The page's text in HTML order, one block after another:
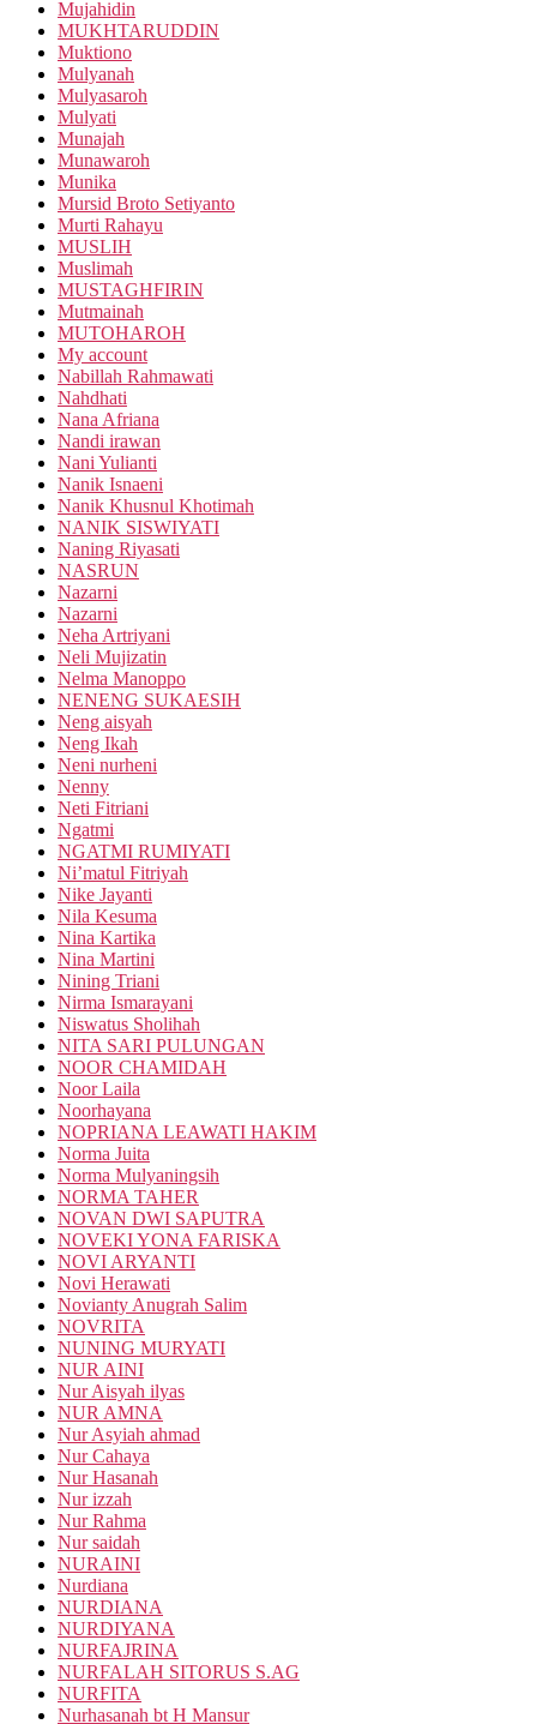
Mujahidin
MUKHTARUDDIN
Muktiono
Mulyanah
Mulyasaroh
Mulyati
Munajah
Munawaroh
Munika
Mursid Broto Setiyanto
Murti Rahayu
MUSLIH
Muslimah
MUSTAGHFIRIN
Mutmainah
MUTOHAROH
My account
Nabillah Rahmawati
Nahdhati
Nana Afriana
Nandi irawan
Nani Yulianti
Nanik Isnaeni
Nanik Khusnul Khotimah
NANIK SISWIYATI
Naning Riyasati
NASRUN
Nazarni
Nazarni
Neha Artriyani
Neli Mujizatin
Nelma Manoppo
NENENG SUKAESIH
Neng aisyah
Neng Ikah
Neni nurheni
Nenny
Neti Fitriani
Ngatmi
NGATMI RUMIYATI
Ni’matul Fitriyah
Nike Jayanti
Nila Kesuma
Nina Kartika
Nina Martini
Nining Triani
Nirma Ismarayani
Niswatus Sholihah
NITA SARI PULUNGAN
NOOR CHAMIDAH
Noor Laila
Noorhayana
NOPRIANA LEAWATI HAKIM
Norma Juita
Norma Mulyaningsih
NORMA TAHER
NOVAN DWI SAPUTRA
NOVEKI YONA FARISKA
NOVI ARYANTI
Novi Herawati
Novianty Anugrah Salim
NOVRITA
NUNING MURYATI
NUR AINI
Nur Aisyah ilyas
NUR AMNA
Nur Asyiah ahmad
Nur Cahaya
Nur Hasanah
Nur izzah
Nur Rahma
Nur saidah
NURAINI
Nurdiana
NURDIANA
NURDIYANA
NURFAJRINA
NURFALAH SITORUS S.AG
NURFITA
Nurhasanah bt H Mansur